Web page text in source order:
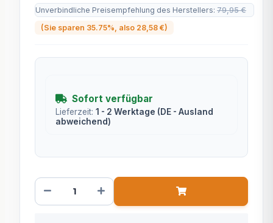
Unverbindliche Preisempfehlung des Herstellers: 79,95 €
(Sie sparen 35.75% , also 28,58 €)
Sofort verfügbar
Lieferzeit: 1 - 2 Werktage (DE - Ausland
abweichend)